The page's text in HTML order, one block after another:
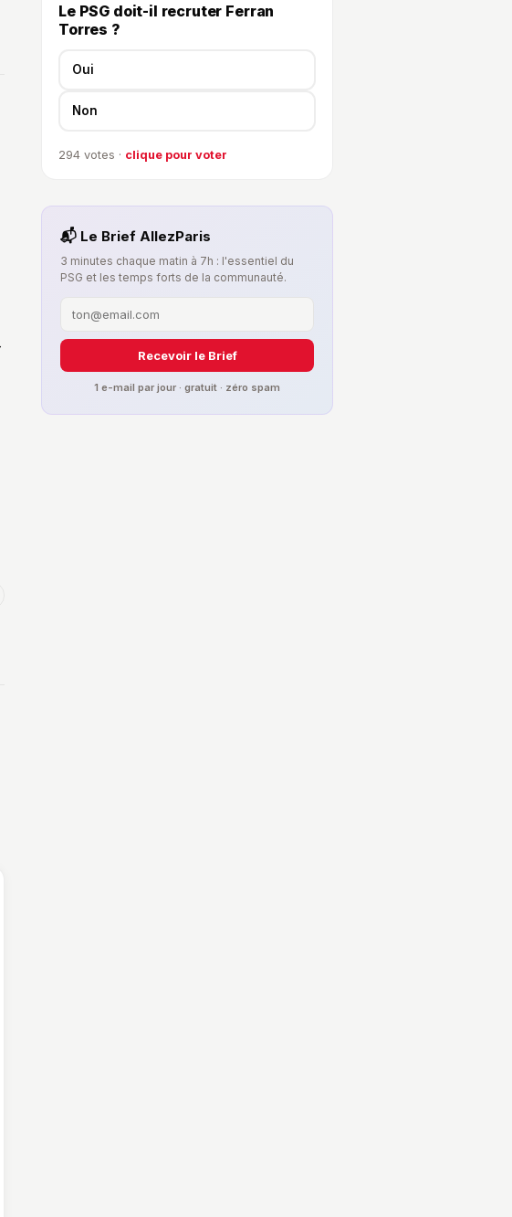
Le PSG doit-il recruter Ferran
Torres ?
Oui
Non
294 votes · clique pour voter
📬 Le Brief AllezParis
3 minutes chaque matin à 7h : l'essentiel du
PSG et les temps forts de la communauté.
Recevoir le Brief
1 e-mail par jour · gratuit · zéro spam